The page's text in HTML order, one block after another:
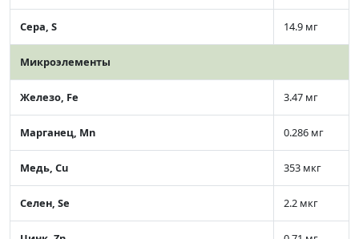
Сера, S 14.9 мг
Микроэлементы
Железо, Fe 3.47 мг
Марганец, Mn 0.286 мг
Медь, Cu 353 мкг
Селен, Se 2.2 мкг